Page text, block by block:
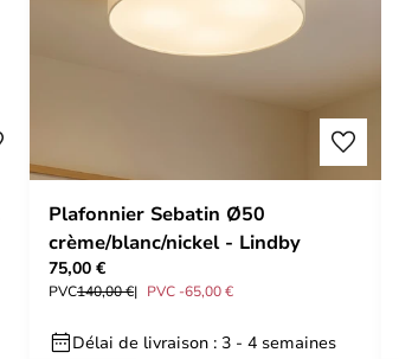
Plafonnier Sebatin Ø50
crème/blanc/nickel - Lindby
75,00 €
PVC140,00 € PVC -65,00 €
Délai de livraison : 3 - 4 semaines